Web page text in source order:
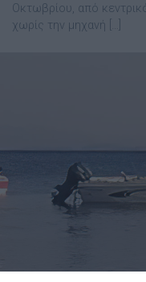
Οκτωβρίου, από
χωρίς την μηχανή […]